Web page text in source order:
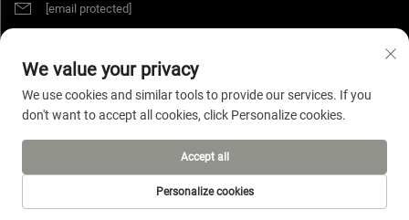
[email protected]
Upphovsrätt © 2026 Jiangsu Yangang Materials Co., Ltd. Alla rättigheter
förbehållna. Integritetspolicy
We value your privacy
We use cookies and similar tools to provide our services. If you
don't want to accept all cookies, click Personalize cookies.
Personalize cookies
Accept all